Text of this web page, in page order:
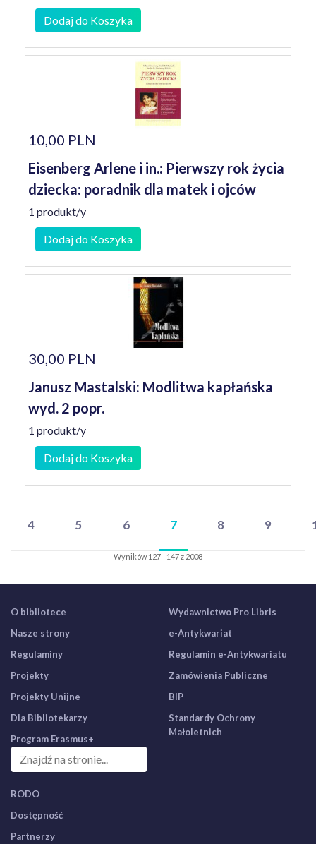
Dodaj do Koszyka
10,00 PLN
Eisenberg Arlene i in.: Pierwszy rok życia
dziecka: poradnik dla matek i ojców
1 produkt/y
Dodaj do Koszyka
30,00 PLN
Janusz Mastalski: Modlitwa kapłańska
wyd. 2 popr.
1 produkt/y
Dodaj do Koszyka
4 5 6 7 8 9
Wyników 127 - 147 z 2008
O bibliotece
Nasze strony
Regulaminy
Projekty
Projekty Unijne
Dla Bibliotekarzy
Program Erasmus+
Wydawnictwo Pro Libris
e-Antykwariat
Regulamin e-Antykwariatu
Zamówienia Publiczne
BIP
Standardy Ochrony
Małoletnich
RODO
Dostępność
Partnerzy